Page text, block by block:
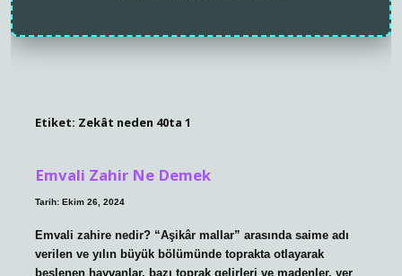
Etiket: Zekât neden 40ta 1
Emvali Zahir Ne Demek
Tarih: Ekim 26, 2024
Emvali zahire nedir? “Aşikâr mallar” arasında saime adı
verilen ve yılın büyük bölümünde toprakta otlayarak
beslenen hayvanlar, bazı toprak gelirleri ve madenler, yer